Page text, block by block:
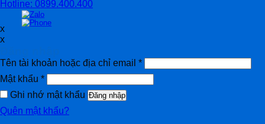
Hotline: 0899.400.400
x
x
Tên tài khoản hoặc địa chỉ email *
Mật khẩu *
Ghi nhớ mật khẩu Đăng nhập
Quên mật khẩu?